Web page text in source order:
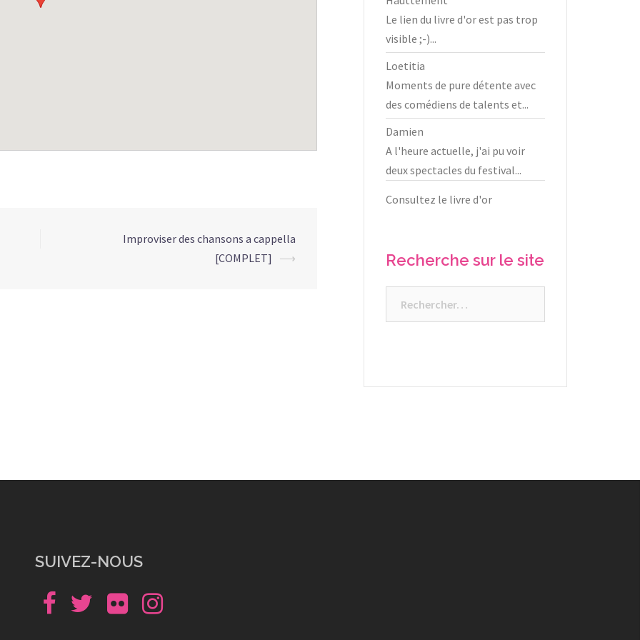
Improviser des chansons a cappella
[COMPLET]
⟶
Le lien du livre d'or est pas trop
visible ;-)...
Loetitia
Moments de pure détente avec
des comédiens de talents et...
Damien
A l'heure actuelle, j'ai pu voir
deux spectacles du festival...
Consultez le livre d'or
Recherche sur le site
SUIVEZ-NOUS
Facebook TwitterFlickr Instagram